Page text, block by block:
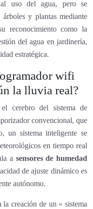
al uso del agua, pero se
y plantas mediante
reconocimiento como la
del agua en jardinería,
estratégica.
wifi
la lluvia real?
cerebro del sistema de
convencional, que
un sistema inteligente se
en tiempo real
a sensores de humedad
de ajuste dinámico es
autónomo.
creación de un « sistema